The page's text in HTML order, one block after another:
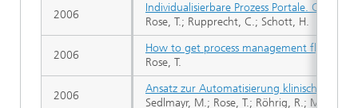
Individualisierbare Prozess Portale.
Rose, T.; Rupprecht, C.; Schott, H.
How to get process management flying?
Rose, T.
Ansatz zur Automatisierung klinischer
Sedlmayr, M.; Rose, T.; Röhrig, R.; Meister,
2006
2006
2006